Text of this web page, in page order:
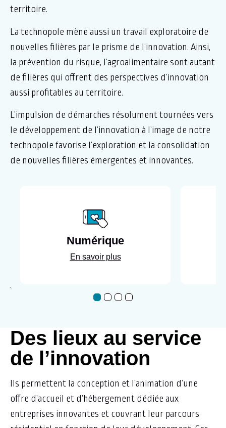
territoire.
La technopole mène aussi un travail exploratoire de
nouvelles filières par le prisme de l’innovation. Ainsi,
la prévention du risque, l’agroalimentaire sont autant
de filières qui offrent des perspectives d’innovation
aussi profitables au territoire.
L’impulsion de démarches résolument tournées vers
le développement de l’innovation à l’image de notre
technopole favorise l’exploration et la consolidation
de nouvelles filières émergentes et innovantes.
Numérique
En savoir plus
`
D es lieux au service
de l’innovation
Ils permettent la conception et l’animation d’une
offre d’accueil et d’hébergement dédiée aux
entreprises innovantes et couvrant leur parcours